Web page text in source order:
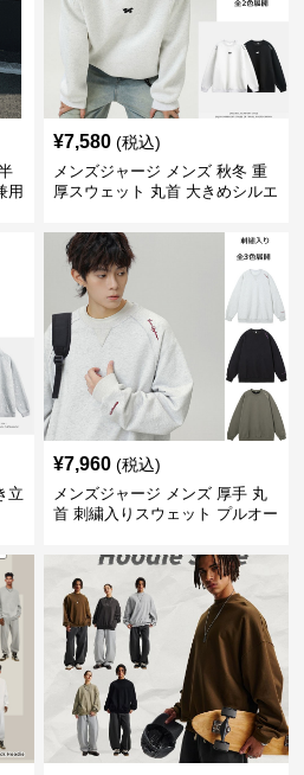
用
¥7,580 (税込)
メンズジャージ メンズ 秋冬 重
厚スウェット 丸首 大きめシルエ
立
¥7,960 (税込)
メンズジャージ メンズ 厚手 丸
首 刺繍入りスウェット プルオー